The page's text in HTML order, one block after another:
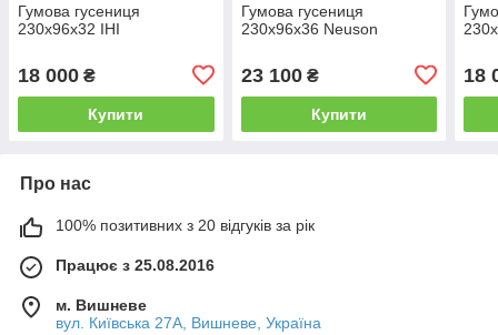
Гумова гусениця
230х96х32 IHI
18 000 ₴
Купити
Гумова гусениця
230х96х36 Neuson
23 100₴
Купити
18
Про нас
100% позитивних з 20 відгуків за рік
Працює з 25.08.2016
м. Вишневе
вул. Київська 27А, Вишневе, Україна